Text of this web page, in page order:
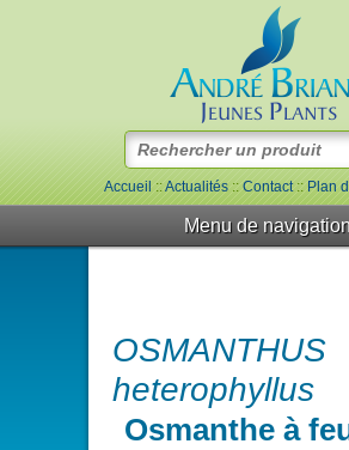
Accueil::Actualités::Contact::Plan
Menu de
OSMANTHUS
heterophyllus
Osmanthe à